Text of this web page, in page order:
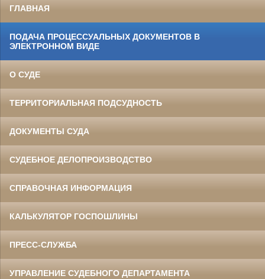
ГЛАВНАЯ
ПОДАЧА ПРОЦЕССУАЛЬНЫХ ДОКУМЕНТОВ В
ЭЛЕКТРОННОМ ВИДЕ
О СУДЕ
ТЕРРИТОРИАЛЬНАЯ ПОДСУДНОСТЬ
ДОКУМЕНТЫ СУДА
СУДЕБНОЕ ДЕЛОПРОИЗВОДСТВО
СПРАВОЧНАЯ ИНФОРМАЦИЯ
КАЛЬКУЛЯТОР ГОСПОШЛИНЫ
ПРЕСС-СЛУЖБА
УПРАВЛЕНИЕ СУДЕБНОГО ДЕПАРТАМЕНТА